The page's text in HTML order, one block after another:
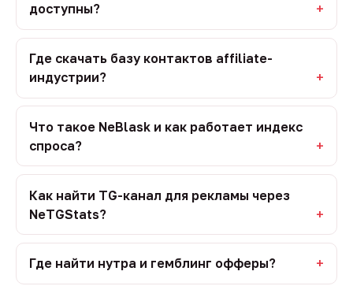
доступны?
Где скачать базу контактов affiliate-
индустрии?
Что такое NeBlask и как работает индекс
спроса?
Как найти TG-канал для рекламы через
NeTGStats?
Где найти нутра и гемблинг офферы?